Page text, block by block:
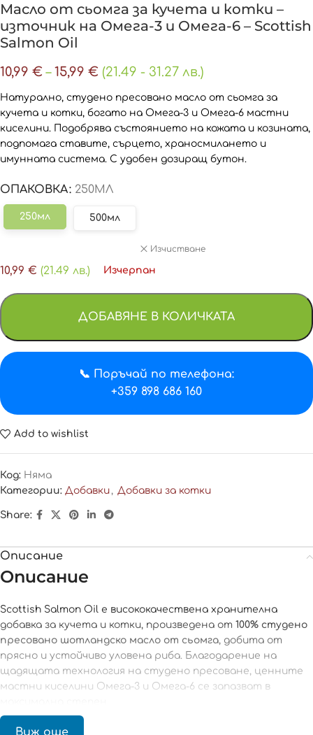
Масло от сьомга за кучета и котки –
източник на Омега-3 и Омега-6 – Scottish
Salmon Oil
10,99 € – 15,99 € (21.49 - 31.27 лв.)
Натурално, студено пресовано масло от сьомга за
кучета и котки, богато на Омега-3 и Омега-6 мастни
киселини. Подобрява състоянието на кожата и козината,
подпомага ставите, сърцето, храносмилането и
имунната система. С удобен дозиращ бутон.
ОПАКОВКА 250МЛ
250мл 500мл
Изчистване
10,99 € (21.49 лв.) Изчерпан
ДОБАВЯНЕ В КОЛИЧКАТА
📞 Поръчай по телефона:
+359 898 686 160
Add to wishlist
Код: Няма
Категории: Добавки, Добавки за котки
Share:
Описание
Описание
Scottish Salmon Oil е висококачествена хранителна
добавка за кучета и котки, произведена от 100% студено
пресовано шотландско масло от сьомга, добита от
прясно и устойчиво уловена риба. Благодарение на
щадящата технология на студено пресоване, ценните
мастни киселини Омега-3 и Омега-6 се запазват в
Омега-3 мастните киселини подпомагат поддържането
Виж още